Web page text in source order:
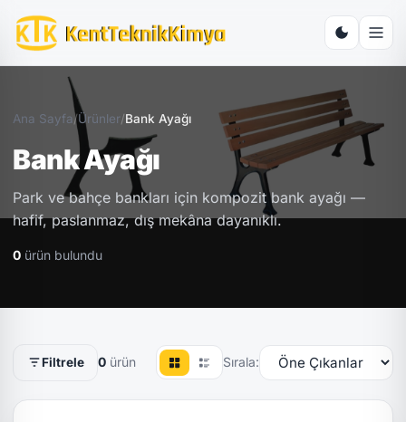
Ana Sayfa/Ürünler/Bank Ayağı
Bank Ayağı
Park ve bahçe bankları için kompozit bank ayağı —
hafif, paslanmaz, dış mekâna dayanıklı.
0 ürün bulundu
Filtrele 0 ürün Sırala: